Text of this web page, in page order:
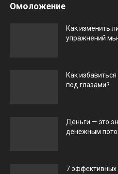
Омоложение
Как изменить
упражнений
Как
под глазами?
Деньги — это
денежным
7 эффективных